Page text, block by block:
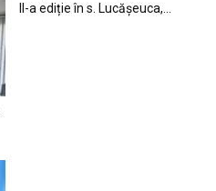
II-a ediție în s. Lucășeuca,...